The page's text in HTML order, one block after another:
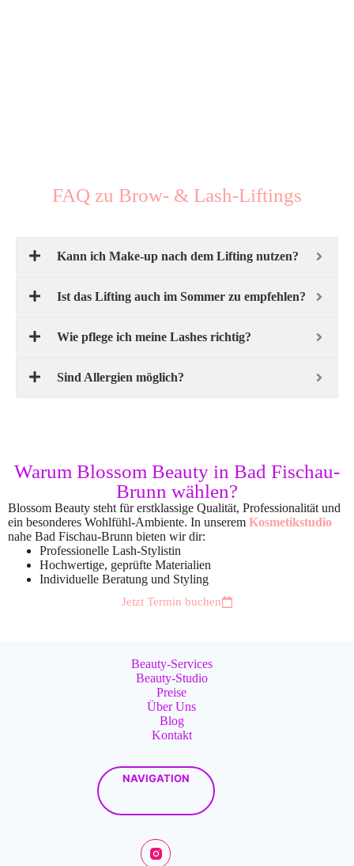
FAQ zu Brow- & Lash-Liftings
Kann ich Make-up nach dem Lifting nutzen?
Ist das Lifting auch im Sommer zu empfehlen?
Wie pflege ich meine Lashes richtig?
Sind Allergien möglich?
Warum Blossom Beauty in Bad Fischau-
Brunn wählen?
Blossom Beauty steht für erstklassige Qualität, Professionalität und
ein besonderes Wohlfühl-Ambiente. In unserem Kosmetikstudio
nahe Bad Fischau-Brunn bieten wir dir:
Professionelle Lash-Stylistin
Hochwertige, geprüfte Materialien
Individuelle Beratung und Styling
Jetzt Termin buchen
Beauty-Services
Beauty-Studio
Preise
Über Uns
Blog
Kontakt
NAVIGATION